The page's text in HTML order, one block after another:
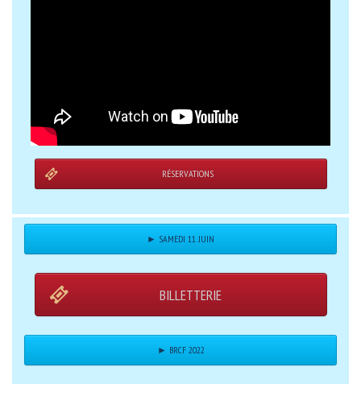
RÉSERVATIONS
► SAMEDI 11 JUIN
BILLETTERIE
► BRCF 2022